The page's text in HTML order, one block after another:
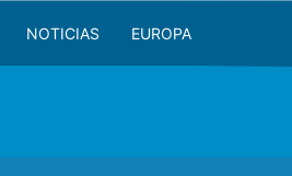
NOTICIAS EUROPA